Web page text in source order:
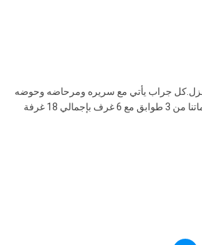
جراب يأتي مع سريره ومرحاضه وحوضه
ودُش.الغرف معزولة تمامًا عن الغرف التالية مما يقلل من فرصة انتشار الفيروس.يتكون أحد تصميماتنا من 3 طوابق مع 6 غرف بإجمالي 18 غرفة